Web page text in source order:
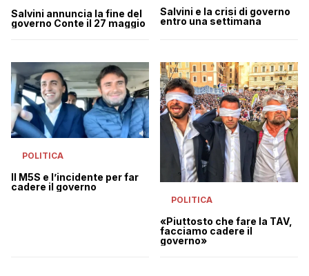
Salvini annuncia la fine del
governo Conte il 27 maggio
Salvini e la crisi di governo
entro una settimana
POLITICA
Il M5S e l’incidente per far
cadere il governo
POLITICA
«Piuttosto che fare la TAV,
facciamo cadere il
governo»